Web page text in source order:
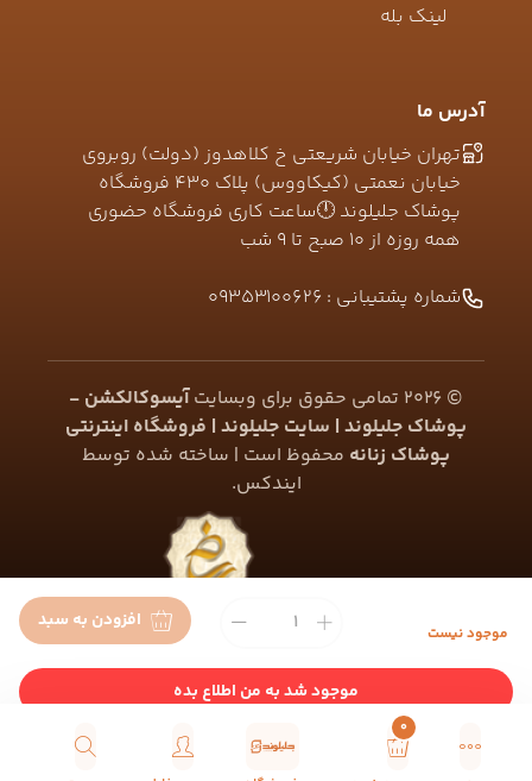
0
موجود نیست
افزودن به سبد
موجود شد به من اطلاع بده
لینک بله
آدرس ما
تهران خیابان شریعتی خ کلاهدوز (دولت) روبروی
خیابان نعمتی (کیکاووس) پلاک ۴۳۰ فروشگاه
پوشاک جلیلوند 🕛ساعت کاری فروشگاه حضوری
همه روزه از ۱۰ صبح تا ۹ شب
شماره پشتیبانی : 09353100626
©
2026 تمامی حقوق برای وبسایتآیسوکالکشن -
پوشاک جلیلوند | سایت جلیلوند | فروشگاه اینترنتی
پوشاک زنانه محفوظ است | ساخته شده توسط
ایندکس.